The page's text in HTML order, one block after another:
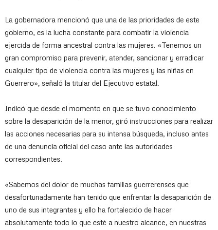
La gobernadora mencionó que una de las prioridades de este
gobierno, es la lucha constante para combatir la violencia
ejercida de forma ancestral contra las mujeres. «Tenemos un
gran compromiso para prevenir, atender, sancionar y erradicar
cualquier tipo de violencia contra las mujeres y las niñas en
Guerrero», señaló la titular del Ejecutivo estatal.
Indicó que desde el momento en que se tuvo conocimiento
sobre la desaparición de la menor, giró instrucciones para realizar
las acciones necesarias para su intensa búsqueda, incluso antes
de una denuncia oficial del caso ante las autoridades
correspondientes.
«Sabemos del dolor de muchas familias guerrerenses que
desafortunadamente han tenido que enfrentar la desaparición de
uno de sus integrantes y ello ha fortalecido de hacer
absolutamente todo lo que esté a nuestro alcance, en nuestras